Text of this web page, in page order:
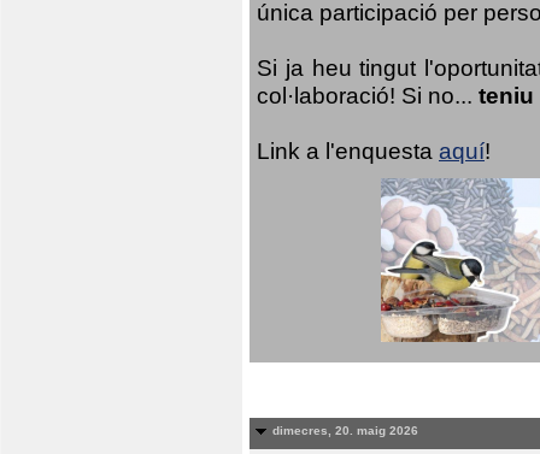
única participació per
Si ja heu tingut
col·laboració! Si no... teniu
Link a l'enquesta aquí!
dimecres, 20. maig 2026